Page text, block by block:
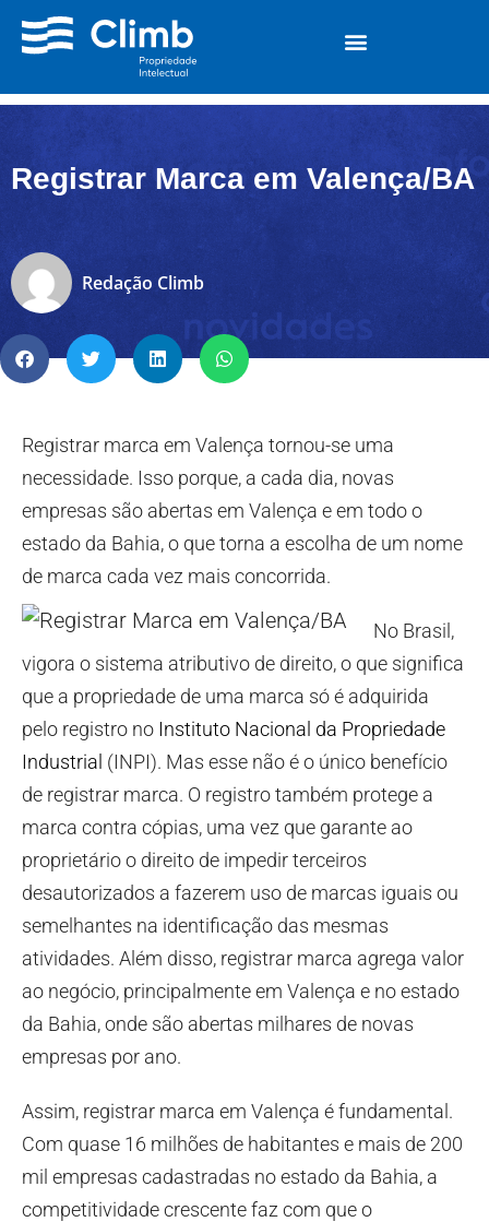
Registrar Marca em Valença/BA
Redação Climb
Registrar marca em Valença tornou-se uma
necessidade. Isso porque, a cada dia, novas
empresas são abertas em Valença e em todo o
estado da Bahia, o que torna a escolha de um nome
de marca cada vez mais concorrida.
No Brasil,
vigora o sistema atributivo de direito, o que significa
que a propriedade de uma marca só é adquirida
pelo registro no Instituto Nacional da Propriedade
Industrial (INPI). Mas esse não é o único benefício
de registrar marca. O registro também protege a
marca contra cópias, uma vez que garante ao
proprietário o direito de impedir terceiros
desautorizados a fazerem uso de marcas iguais ou
semelhantes na identificação das mesmas
atividades. Além disso, registrar marca agrega valor
ao negócio, principalmente em Valença e no estado
da Bahia, onde são abertas milhares de novas
empresas por ano.
Assim, registrar marca em Valença é fundamental.
Com quase 16 milhões de habitantes e mais de 200
mil empresas cadastradas no estado da Bahia, a
competitividade crescente faz com que o